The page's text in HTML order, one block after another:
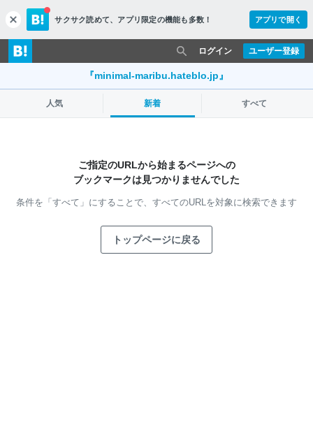
c
l
o
s
サクサク読めて、 アプリ限定の機能も多数！ アプリで開く
ユーザー登録
ログイン
『minimal-maribu.hateblo.jp』
人気 新着 すべて
ご指定のURLから始まるページへの
ブックマークは見つかりませんでした
条件を「すべて」にすることで、 すべてのURLを対象に検索できます
トップページに戻る